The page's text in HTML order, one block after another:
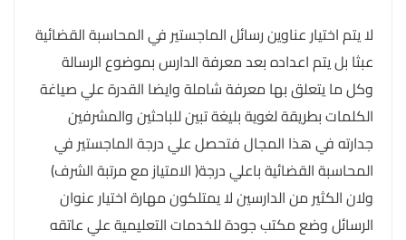
لا يتم اختيار عناوين رسائل الماجستير في المحاسبة القضائية
عبثا بل يتم اعداده بعد معرفة الدارس بموضوع الرسالة
وكل ما يتعلق بها معرفة شاملة وايضا القدرة علي صياغة
الكلمات بطريقة لغوية بليغة تبين للباحثين والمشرفين
جدارته في هذا المجال فتحصل علي درجة الماجستير في
المحاسبة القضائية باعلي درجة( الامتياز مع مرتبة الشرف)
ولان الكثير من الدارسين لا يمتلكون مهارة اختيار عنوان
الرسائل وضع مكتب جودة للخدمات التعليمية علي عاتقه